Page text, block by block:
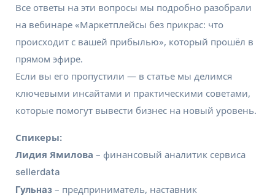
Все ответы на эти вопросы мы подробно разобрали
на вебинаре «Маркетплейсы без прикрас: что
происходит с вашей прибылью», который прошёл в
прямом эфире.
Если вы его пропустили — в статье мы делимся
ключевыми инсайтами и практическими советами,
которые помогут вывести бизнес на новый уровень.
Спикеры:
Лидия Ямилова – финансовый аналитик сервиса
sellerdata
Гульназ – предприниматель, наставник